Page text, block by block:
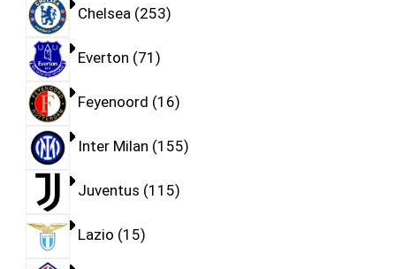
Chelsea 253
Everton 71
Feyenoord 16
Inter Milan 155
Juventus 115
Lazio 15